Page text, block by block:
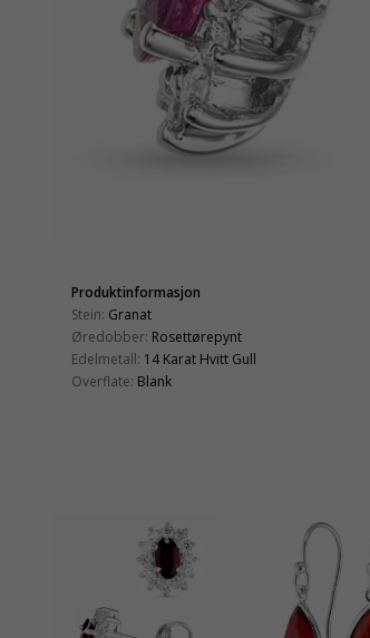
Produktinformasjon
Stein: Granat
Øredobber: Rosettørepynt
Edelmetall: 14 Karat Hvitt Gull
Overflate: Blank